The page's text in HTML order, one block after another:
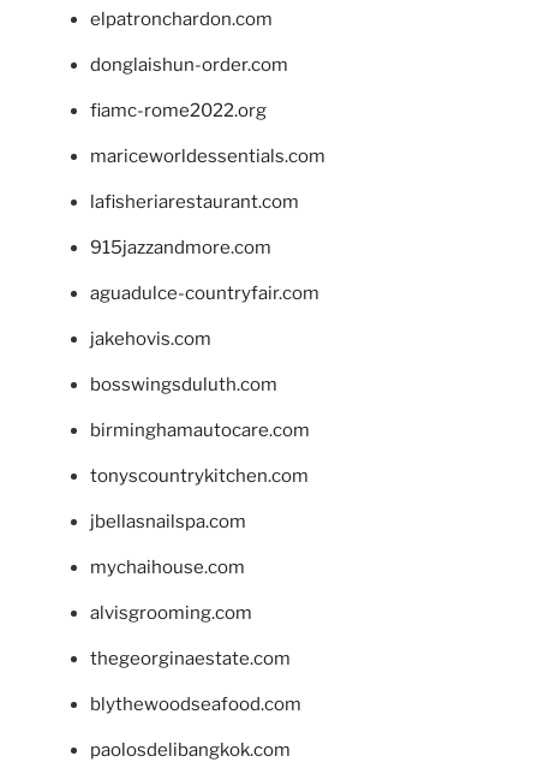
elpatronchardon.com
donglaishun-order.com
fiamc-rome2022.org
mariceworldessentials.com
lafisheriarestaurant.com
915jazzandmore.com
aguadulce-countryfair.com
jakehovis.com
bosswingsduluth.com
birminghamautocare.com
tonyscountrykitchen.com
jbellasnailspa.com
mychaihouse.com
alvisgrooming.com
thegeorginaestate.com
blythewoodseafood.com
paolosdelibangkok.com